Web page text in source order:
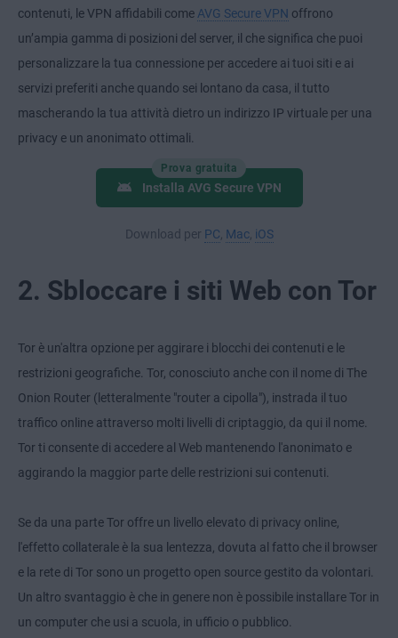
contenuti, le VPN affidabili come AVG Secure VPN offrono
un’ampia gamma di posizioni del server, il che significa che puoi
personalizzare la tua connessione per accedere ai tuoi siti e ai
servizi preferiti anche quando sei lontano da casa, il tutto
mascherando la tua attività dietro un indirizzo IP virtuale per una
privacy e un anonimato ottimali.
Prova gratuita
Installa AVG Secure VPN
Download per PC Mac, iOS
2. Sbloccare i siti Web con Tor
Tor è un'altra opzione per aggirare i blocchi dei contenuti e le
restrizioni geografiche. Tor, conosciuto anche con il nome di The
Onion Router (letteralmente "router a cipolla"), instrada il tuo
traffico online attraverso molti livelli di criptaggio, da qui il nome.
Tor ti consente di accedere al Web mantenendo l'anonimato e
aggirando la maggior parte delle restrizioni sui contenuti.
Se da una parte Tor offre un livello elevato di privacy online,
l'effetto collaterale è la sua lentezza, dovuta al fatto che il browser
e la rete di Tor sono un progetto open source gestito da volontari.
Un altro svantaggio è che in genere non è possibile installare Tor in
un computer che usi a scuola, in ufficio o pubblico.